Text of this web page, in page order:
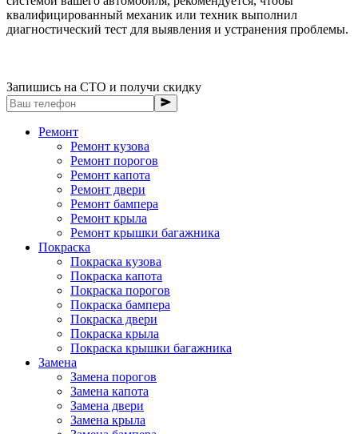
квалифицированный механик или техник выполнил
диагностический тест для выявления и устранения проблемы.
Запишись на СТО и получи скидку
Ремонт
Ремонт кузова
Ремонт порогов
Ремонт капота
Ремонт двери
Ремонт бампера
Ремонт крыла
Ремонт крышки багажника
Покраска
Покраска кузова
Покраска капота
Покраска порогов
Покраска бампера
Покраска двери
Покраска крыла
Покраска крышки багажника
Замена
Замена порогов
Замена капота
Замена двери
Замена крыла